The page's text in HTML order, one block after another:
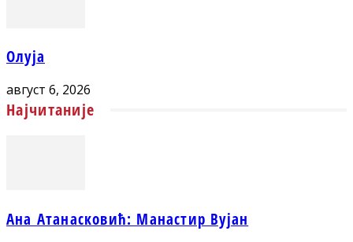
Олуја
август 6, 2026
Најчитаније
Ана Атанасковић: Манастир Вујан